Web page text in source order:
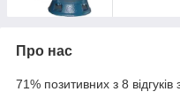
Про нас
71% позитивних з 8 відгуків